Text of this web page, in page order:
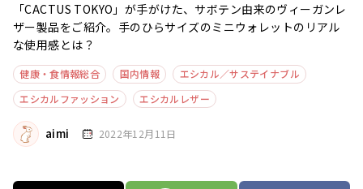
「CACTUS TOKYO」が手がけた、サボテン由来のヴィーガンレ
ザー製品をご紹介。手のひらサイズのミニウォレットのリアル
な使用感とは？
健康・食情報総合 国内情報
エシカル／サステイナブル
エシカルファッション
エシカルレザー
aimi 2022年12月11日